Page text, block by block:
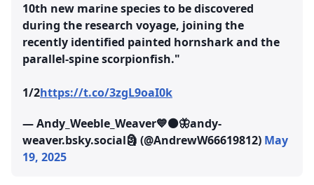
10th new marine species to be discovered
during the research voyage, joining the
recently identified painted hornshark and the
parallel-spine scorpionfish."
1/2https://t.co/3zgL9oaI0k
— Andy_Weeble_Weaver💙⚫🦋andy-
weaver.bsky.social🗿 (@AndrewW66619812) May
19, 2025